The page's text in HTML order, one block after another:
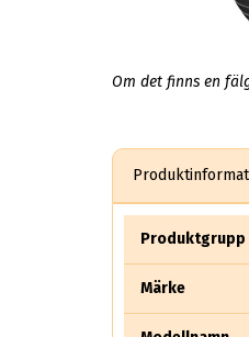
Om det finns en
Produktgrupp
Märke